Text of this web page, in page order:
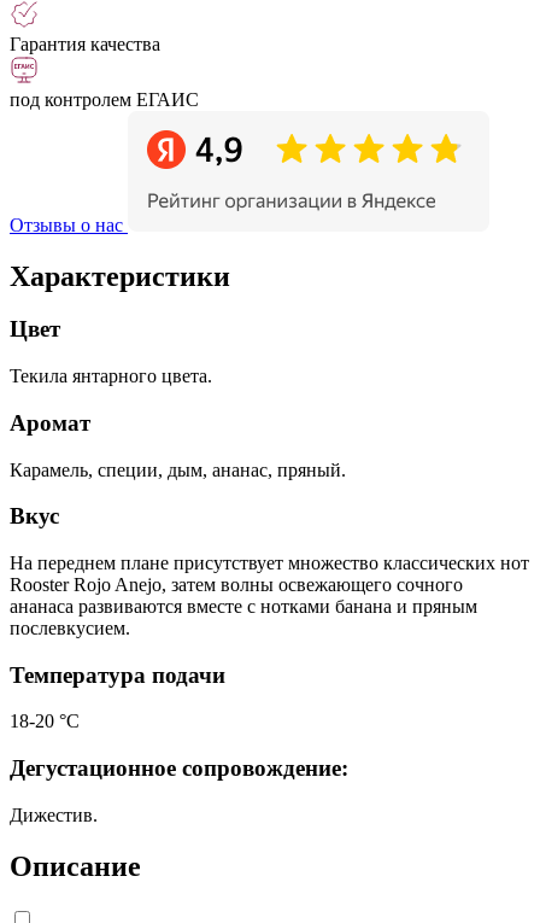
Гарантия качества
под контролем ЕГАИС
Отзывы о нас
Характеристики
Цвет
Текила янтарного цвета.
Аромат
Карамель, специи, дым, ананас, пряный.
Вкус
На переднем плане присутствует множество классических нот
Rooster Rojo Anejo, затем волны освежающего сочного
ананаса развиваются вместе с нотками банана и пряным
послевкусием.
Температура подачи
18-20 °С
Дегустационное сопровождение:
Дижестив.
Описание